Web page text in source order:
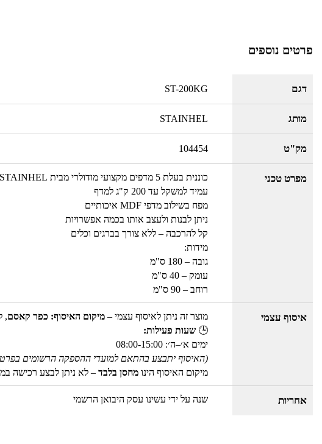
פרטים נוספים
דגם ST-200KG
מותג STAINHEL
מק"ט 104454
מפרט טכני
כוננית בעלת 5 מדפים מקצועי מודולרי מבית STAINHEL
עמיד למשקל עד 200 ק"ג למדף
מפח בשילוב מדפי MDF איכותיים
ניתן לבנות ולעצב אותו בכמה אפשרויות
קל להרכבה – ללא צורך בברגים וכלים
מידות:
גובה – 180 ס"מ
עומק – 40 ס"מ
רוחב – 90 ס"מ
איסוף עצמי מוצר זה ניתן לאיסוף עצמי – מיקום האיסוף: כפר קאסם,
🕒 שעות פעילות:
ימים א׳–ה׳: 08:00-15:00
(האיסוף יתבצע בהתאם למועדי ההספקה הרשומים
מיקום האיסוף הינו מחסן בלבד – לא ניתן לבצע רכישה
אחריות שנה על ידי עשינו עסק היבואן הרשמי